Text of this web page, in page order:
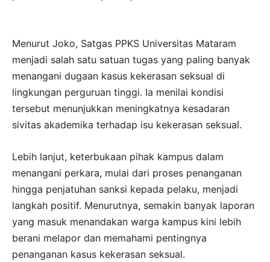
Menurut Joko, Satgas PPKS Universitas Mataram
menjadi salah satu satuan tugas yang paling banyak
menangani dugaan kasus kekerasan seksual di
lingkungan perguruan tinggi. Ia menilai kondisi
tersebut menunjukkan meningkatnya kesadaran
sivitas akademika terhadap isu kekerasan seksual.
Lebih lanjut, keterbukaan pihak kampus dalam
menangani perkara, mulai dari proses penanganan
hingga penjatuhan sanksi kepada pelaku, menjadi
langkah positif. Menurutnya, semakin banyak laporan
yang masuk menandakan warga kampus kini lebih
berani melapor dan memahami pentingnya
penanganan kasus kekerasan seksual.